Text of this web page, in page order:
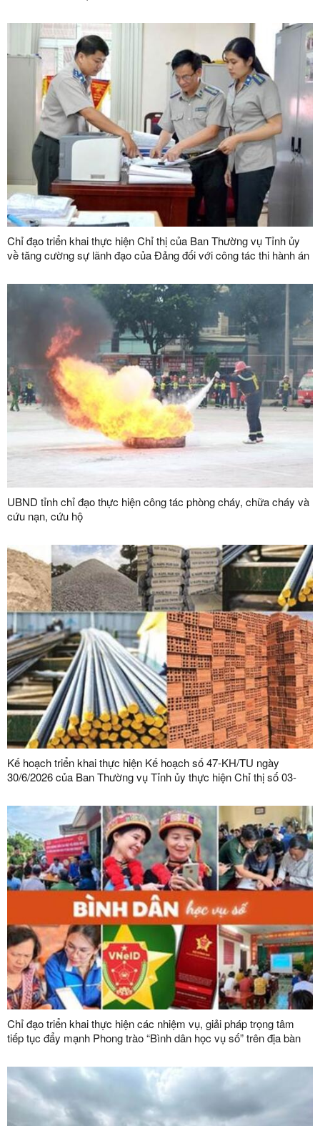
Chỉ đạo triển khai thực hiện Chỉ thị của Ban Thường vụ Tỉnh ủy
về tăng cường sự lãnh đạo của Đảng đối với công tác thi hành án
UBND tỉnh chỉ đạo thực hiện công tác phòng cháy, chữa cháy và
cứu nạn, cứu hộ
Kế hoạch triển khai thực hiện Kế hoạch số 47-KH/TU ngày
30/6/2026 của Ban Thường vụ Tỉnh ủy thực hiện Chỉ thị số 03-
đạo của Đảng đối với công tác quản lý, phát triển vật liệu xây
dựng trong giai đoạn mới
Chỉ đạo triển khai thực hiện các nhiệm vụ, giải pháp trọng tâm
tiếp tục đẩy mạnh Phong trào “Bình dân học vụ số” trên địa bàn